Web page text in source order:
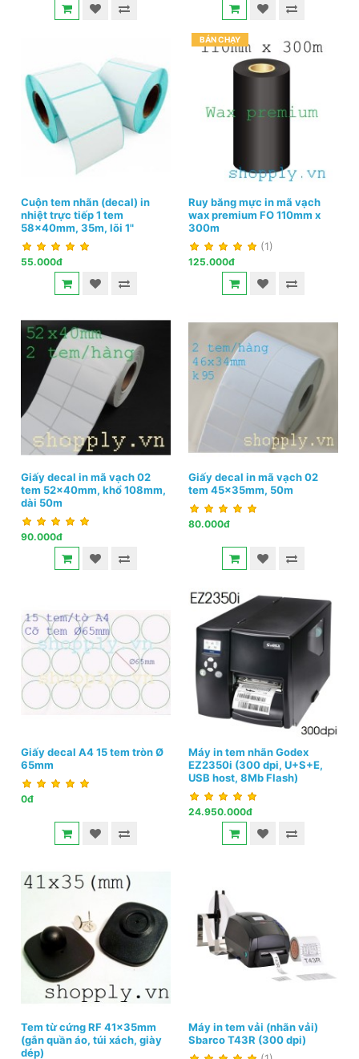
Cuộn tem nhãn (decal) in
nhiệt trực tiếp 1 tem
58x40mm, 35m, lõi 1"
55.000đ
BÁN CHẠY
Ruy băng mực in mã vạch
wax premium FO 110mm x
300m
(1)
125.000đ
Giấy decal in mã vạch 02
tem 52x40mm, khổ 108mm,
dài 50m
90.000đ
Giấy decal in mã vạch 02
tem 45x35mm, 50m
80.000đ
Giấy decal A4 15 tem tròn Ø
65mm
0đ
Máy in tem nhãn Godex
EZ2350i (300 dpi, U+S+E,
USB host, 8Mb Flash)
24.950.000đ
Tem từ cứng RF 41x35mm
(gắn quần áo, túi xách, giày
dép)
Máy in tem vải (nhãn vải)
Sbarco T43R (300 dpi)